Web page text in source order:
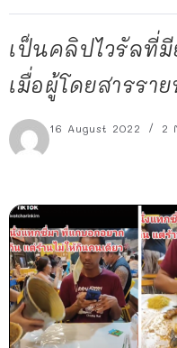
เป็นคลิปไวรัลที่มี
เมื่อผู้โดยสารรา
16 August 2022 2